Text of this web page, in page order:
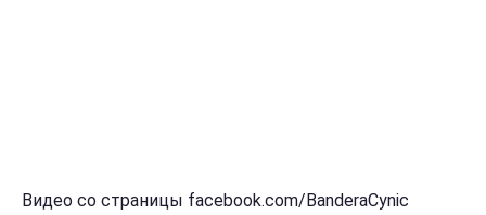
Видео со страницы facebook.com/BanderaCynic